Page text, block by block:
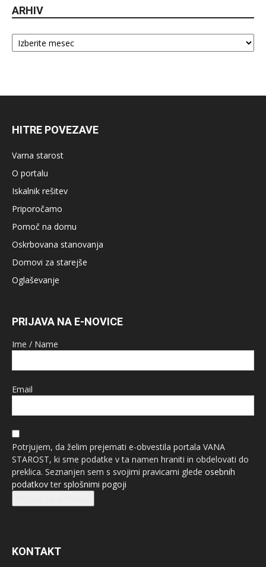
ARHIV
Arhiv
HITRE POVEZAVE
Varna starost
O portalu
Iskalnik rešitev
Priporočamo
Pomoč na domu
Oskrbovana stanovanja
Domovi za starejše
Oglaševanje
PRIJAVA NA E-NOVICE
Ime / Name
Email
Potrjujem, da želim prejemati e-obvestila portala VANA
STAROST, ki sme podatke v ta namen hraniti in obdelovati do
preklica. Seznanjen sem s svojimi pravicami glede osebnih
podatkovter splošnimi pogoji
KONTAKT